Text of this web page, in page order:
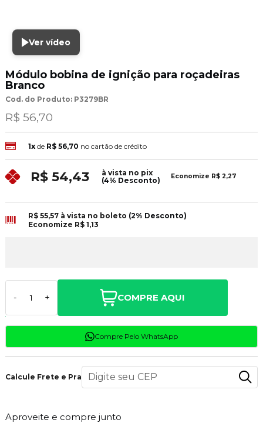
Ver vídeo
Módulo bobina de ignição para roçadeiras
Branco
Cod. do Produto: P3279BR
R$ 56,70
1xde R$ 56,70 no cartão de crédito
R$ 54,43
à vista no pix
(4% Desconto)
Economize R$ 2,27
R$ 55,57 à vista no boleto (2% Desconto)
Economize R$ 1,13
- + COMPRE AQUI
Compre Pelo WhatsApp
Calcule Frete e Prazo
Aproveite e compre junto